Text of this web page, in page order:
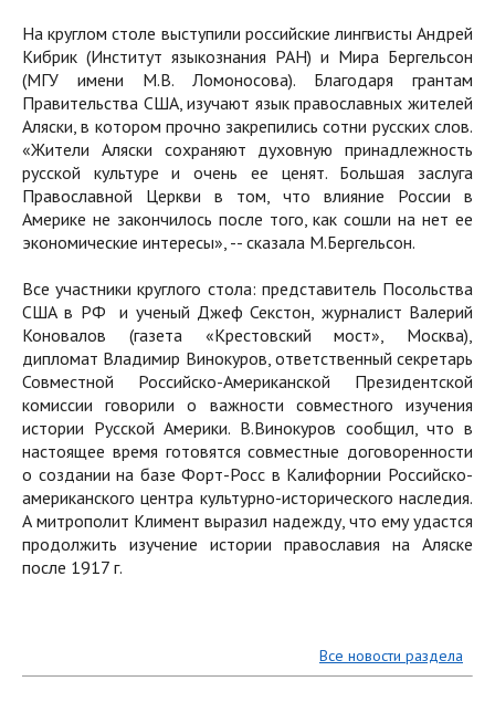
На круглом столе выступили российские лингвисты Андрей
Кибрик (Институт языкознания РАН) и Мира Бергельсон
(МГУ имени М.В. Ломоносова). Благодаря грантам
Правительства США, изучают язык православных жителей
Аляски, в котором прочно закрепились сотни русских слов.
«Жители Аляски сохраняют духовную принадлежность
русской культуре и очень ее ценят. Большая заслуга
Православной Церкви в том, что влияние России в
Америке не закончилось после того, как сошли на нет ее
экономические интересы», -- сказала М.Бергельсон.
Все участники круглого стола: представитель Посольства
США в РФ и ученый Джеф Секстон, журналист Валерий
Коновалов (газета «Крестовский мост», Москва),
дипломат Владимир Винокуров, ответственный секретарь
Совместной Российско-Американской Президентской
комиссии говорили о важности совместного изучения
истории Русской Америки. В.Винокуров сообщил, что в
настоящее время готовятся совместные договоренности
о создании на базе Форт-Росс в Калифорнии Российско-
американского центра культурно-исторического наследия.
А митрополит Климент выразил надежду, что ему удастся
продолжить изучение истории православия на Аляске
после 1917 г.
Все новости раздела